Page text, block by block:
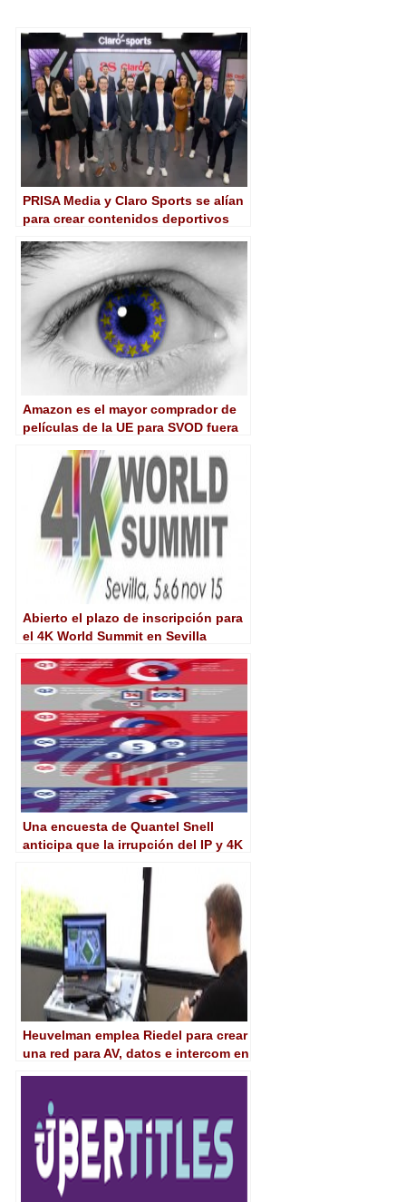
PRISA Media y Claro Sports se alían
para crear contenidos deportivos
Amazon es el mayor comprador de
películas de la UE para SVOD fuera
Abierto el plazo de inscripción para
el 4K World Summit en Sevilla
Una encuesta de Quantel Snell
anticipa que la irrupción del IP y 4K
Heuvelman emplea Riedel para crear
una red para AV, datos e intercom en